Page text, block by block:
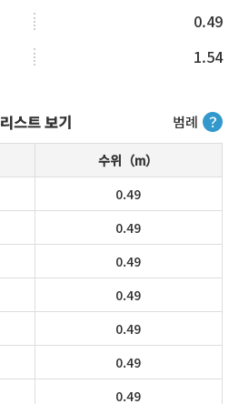
0.49
1.54
범례 ？
리스트 보기
수위（m）
0.49
0.49
0.49
0.49
0.49
0.49
0.49